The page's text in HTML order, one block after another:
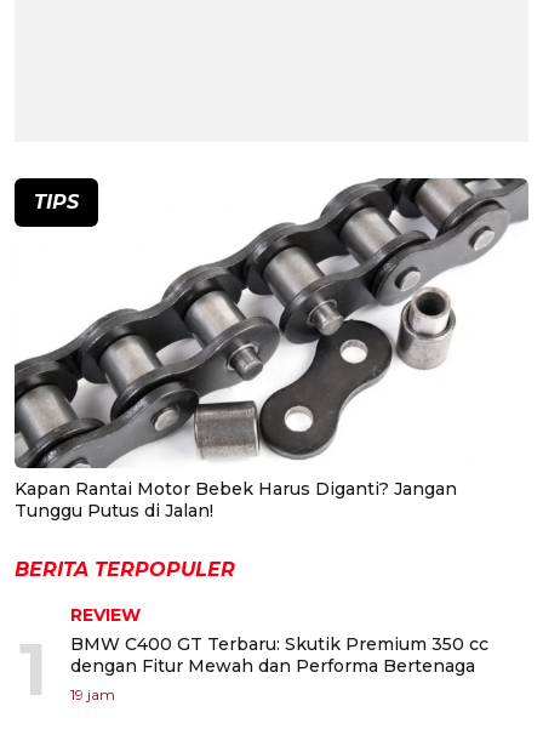
TIPS
Kapan Rantai Motor Bebek Harus Diganti? Jangan
Tunggu Putus di Jalan!
BERITA TERPOPULER
1
REVIEW
BMW C400 GT Terbaru: Skutik Premium 350 cc
dengan Fitur Mewah dan Performa Bertenaga
19 jam